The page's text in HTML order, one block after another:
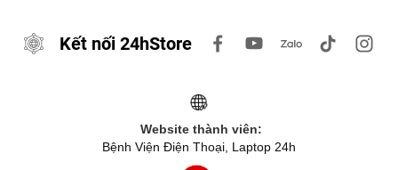
Kết nối 24hStore
Website thành viên:
Bệnh Viện Điện Thoại, Laptop 24h